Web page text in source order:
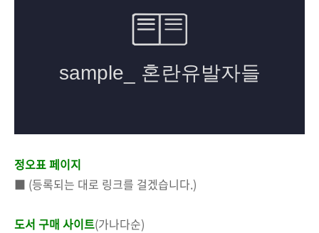
정오표 페이지
■ (등록되는 대로 링크를 걸겠습니다.)
도서 구매 사이트(가나다순)